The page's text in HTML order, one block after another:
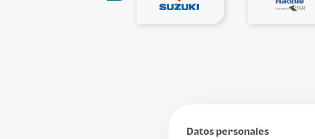
Datos personales